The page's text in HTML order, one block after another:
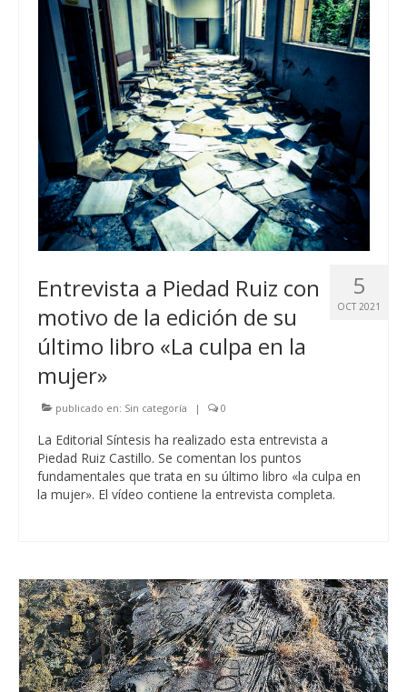
5
OCT 2021
Entrevista a Piedad Ruiz con
motivo de la edición de su
último libro «La culpa en la
mujer»
publicado en: Sin categoría | 0
La Editorial Síntesis ha realizado esta entrevista a
Piedad Ruiz Castillo. Se comentan los puntos
fundamentales que trata en su último libro «la culpa en
la mujer». El vídeo contiene la entrevista completa.